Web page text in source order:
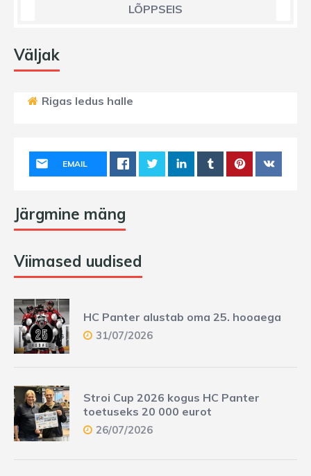
LÕPPSEIS
Väljak
Rigas ledus halle
EMAIL
Järgmine mäng
Viimased uudised
HC Panter alustab oma 25. hooaega
31/07/2026
Stroi Cup 2026 kogus HC Panter
toetuseks 20 000 eurot
26/07/2026